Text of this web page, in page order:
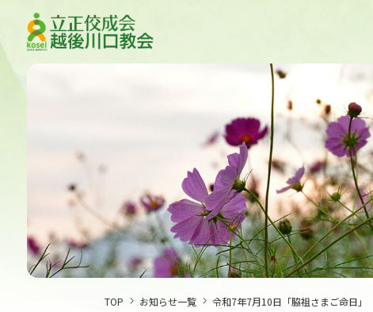
TOP お知らせ一覧 令和7年7月10日「脇祖さまご命日」